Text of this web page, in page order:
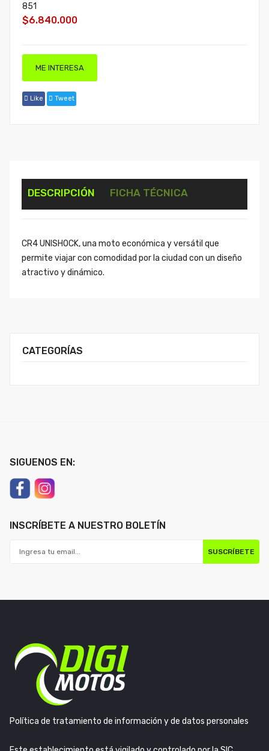
CATEGORÍAS
851
$6.840.000
ME INTERESA
Like Tweet
DESCRIPCIÓN FICHA TÉCNICA
CR4 UNISHOCK, una moto económica y versátil que
permite viajar con comodidad por la ciudad con un diseño
atractivo y dinámico.
SIGUENOS EN:
INSCRÍBETE A NUESTRO BOLETÍN
SUSCRÍBETE
Política de tratamiento de información y de datos personales